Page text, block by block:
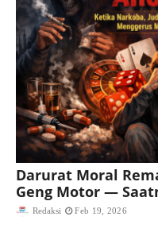
Darurat Moral
Geng Motor —
Redaksi Feb 19, 2026